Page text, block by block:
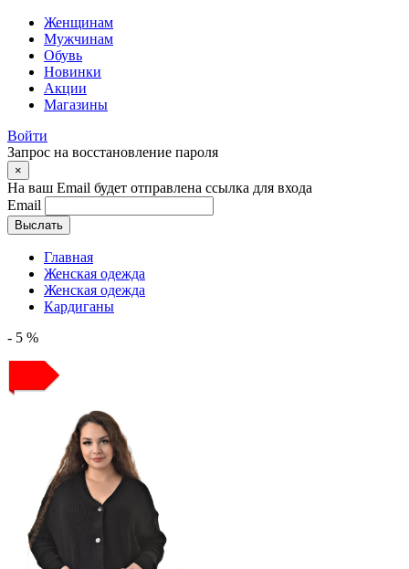
Женщинам
Мужчинам
Обувь
Новинки
Акции
Магазины
Войти
Запрос на восстановление пароля
×
На ваш Email будет отправлена ссылка для входа
Email
Выслать
Главная
Женская одежда
Женская одежда
Кардиганы
- 5 %